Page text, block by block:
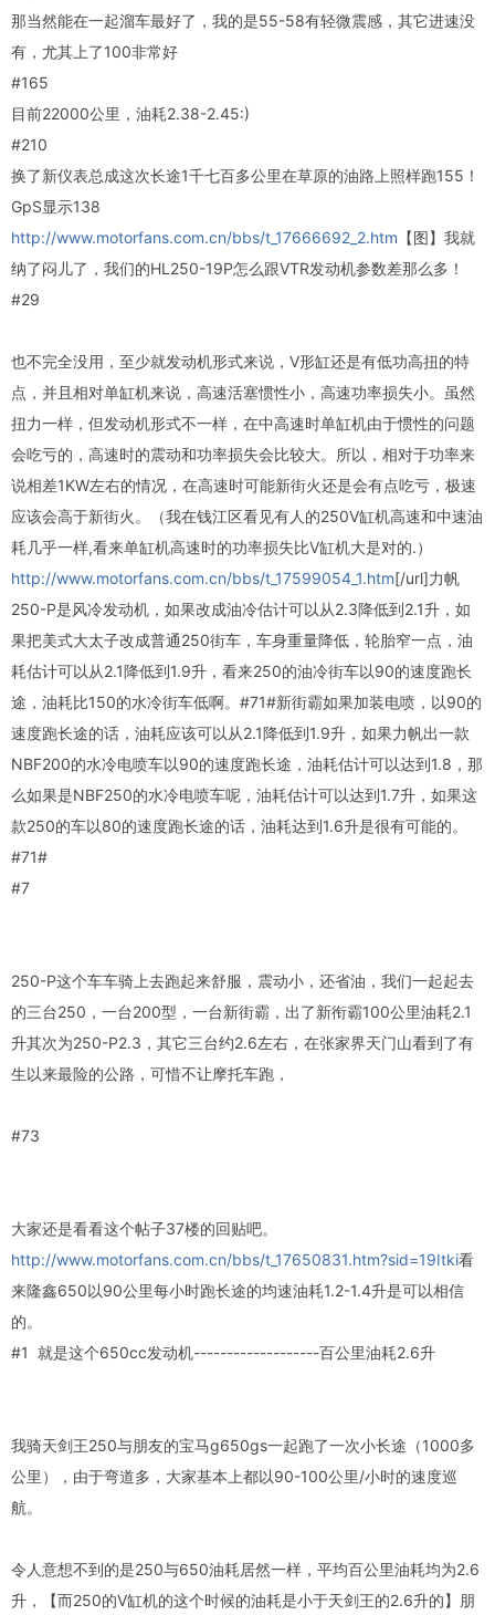
那当然能在一起溜车最好了，我的是55-58有轻微震感，其它进速没
有，尤其上了100非常好
#165
目前22000公里，油耗2.38-2.45:)
#210
换了新仪表总成这次长途1千七百多公里在草原的油路上照样跑155！
GpS显示138
http://www.motorfans.com.cn/bbs/t_17666692_2.htm 【图】我就
纳了闷儿了，我们的HL250-19P怎么跟VTR发动机参数差那么多！
#29
也不完全没用，至少就发动机形式来说，V形缸还是有低功高扭的特
点，并且相对单缸机来说，高速活塞惯性小，高速功率损失小。虽然
扭力一样，但发动机形式不一样，在中高速时单缸机由于惯性的问题
会吃亏的，高速时的震动和功率损失会比较大。所以，相对于功率来
说相差1KW左右的情况，在高速时可能新街火还是会有点吃亏，极速
应该会高于新街火。（我在钱江区看见有人的250V缸机高速和中速油
耗几乎一样,看来单缸机高速时的功率损失比V缸机大是对的.）
http://www.motorfans.com.cn/bbs/t_17599054_1.htm[/url]力帆
250-P是风冷发动机，如果改成油冷估计可以从2.3降低到2.1升，如
果把美式大太子改成普通250街车，车身重量降低，轮胎窄一点，油
耗估计可以从2.1降低到1.9升，看来250的油冷街车以90的速度跑长
途，油耗比150的水冷街车低啊。#71#新街霸如果加装电喷，以90的
速度跑长途的话，油耗应该可以从2.1降低到1.9升，如果力帆出一款
NBF200的水冷电喷车以90的速度跑长途，油耗估计可以达到1.8，那
么如果是NBF250的水冷电喷车呢，油耗估计可以达到1.7升，如果这
款250的车以80的速度跑长途的话，油耗达到1.6升是很有可能的。
#71#
#7
250-P这个车车骑上去跑起来舒服，震动小，还省油，我们一起起去
的三台250，一台200型，一台新街霸，出了新衔霸100公里油耗2.1
升其次为250-P2.3，其它三台约2.6左右，在张家界天门山看到了有
生以来最险的公路，可惜不让摩托车跑，
#73
大家还是看看这个帖子37楼的回贴吧。
http://www.motorfans.com.cn/bbs/t_17650831.htm?sid=19Itki看
来隆鑫650以90公里每小时跑长途的均速油耗1.2-1.4升是可以相信
的。
#1 就是这个650cc发动机-------------------百公里油耗2.6升
我骑天剑王250与朋友的宝马g650gs一起跑了一次小长途（1000多
公里），由于弯道多，大家基本上都以90-100公里/小时的速度巡
航。
令人意想不到的是250与650油耗居然一样，平均百公里油耗均为2.6
升，【而250的V缸机的这个时候的油耗是小于天剑王的2.6升的】朋